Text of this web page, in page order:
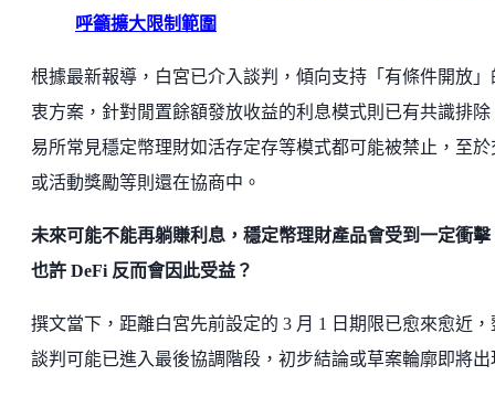
呼籲擴大限制範圍
根據最新報導，白宮已介入談判，傾向支持「有條件開放」
衷方案，針對閒置餘額發放收益的利息模式則已有共識排除
易所常見穩定幣理財如活存定存等模式都可能被禁止，至於
或活動獎勵等則還在協商中。
未來可能不能再躺賺利息，穩定幣理財產品會受到一定衝擊
也許 DeFi 反而會因此受益？
撰文當下，距離白宮先前設定的 3 月 1 日期限已愈來愈近，
談判可能已進入最後協調階段，初步結論或草案輪廓即將出